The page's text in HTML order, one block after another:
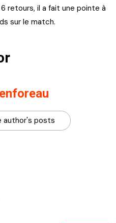
retours, il a fait une pointe à
sur le match.
author's posts